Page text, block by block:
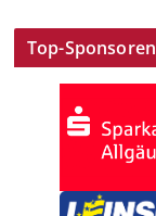
Top-Sponsoren